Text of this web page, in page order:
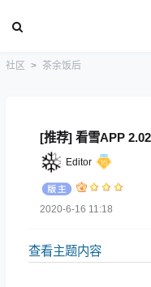
社区 茶余饭后
[推荐] 看雪APP
Editor
2020-6-16 11:18
查看主题内容